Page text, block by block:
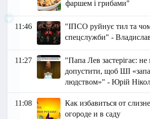
фаршем і грибами"
11:46
"ІПСО руйнує тил та
спецслужби" -
11:27
"Папа Лев застерігає:
допустити, щоб ШІ
людством»" - Юрій
11:08
Как избавиться от
огороде и в саду